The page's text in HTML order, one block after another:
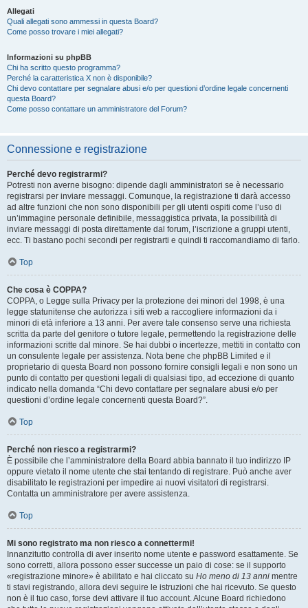
Allegati
Quali allegati sono ammessi in questa Board?
Come posso trovare i miei allegati?
Informazioni su phpBB
Chi ha scritto questo programma?
Perché la caratteristica X non è disponibile?
Chi devo contattare per segnalare abusi e/o per questioni d’ordine legale concernenti
questa Board?
Come posso contattare un amministratore del Forum?
Connessione e registrazione
Perché devo registrarmi?
Potresti non averne bisogno: dipende dagli amministratori se è necessario
registrarsi per inviare messaggi. Comunque, la registrazione ti darà accesso
ad altre funzioni che non sono disponibili per gli utenti ospiti come l’uso di
un’immagine personale definibile, messaggistica privata, la possibilità di
inviare messaggi di posta direttamente dal forum, l’iscrizione a gruppi utenti,
ecc. Ti bastano pochi secondi per registrarti e quindi ti raccomandiamo di farlo.
Top
Che cosa è COPPA?
COPPA, o Legge sulla Privacy per la protezione dei minori del 1998, è una
legge statunitense che autorizza i siti web a raccogliere informazioni da i
minori di età inferiore a 13 anni. Per avere tale consenso serve una richiesta
scritta da parte del genitore o tutore legale, permettendo la registrazione delle
informazioni scritte dal minore. Se hai dubbi o incertezze, mettiti in contatto con
un consulente legale per assistenza. Nota bene che phpBB Limited e il
proprietario di questa Board non possono fornire consigli legali e non sono un
punto di contatto per questioni legali di qualsiasi tipo, ad eccezione di quanto
indicato nella domanda “Chi devo contattare per segnalare abusi e/o per
questioni d’ordine legale concernenti questa Board?”.
Top
Perché non riesco a registrarmi?
È possibile che l’amministratore della Board abbia bannato il tuo indirizzo IP
oppure vietato il nome utente che stai tentando di registrare. Può anche aver
disabilitato le registrazioni per impedire ai nuovi visitatori di registrarsi.
Contatta un amministratore per avere assistenza.
Top
Mi sono registrato ma non riesco a connettermi!
Innanzitutto controlla di aver inserito nome utente e password esattamente. Se
sono corretti, allora possono esser successe un paio di cose: se il supporto
«registrazione minore» è abilitato e hai cliccato su Ho meno di 13 anni mentre
ti stavi registrando, allora devi seguire le istruzioni che hai ricevuto. Se questo
non è il tuo caso, forse devi attivare il tuo account. Alcune Board richiedono